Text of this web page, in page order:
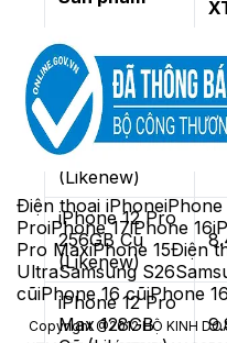
iPhone 12
64GB Cũ
(Likenew)
iPhone 12 mini
64GB Cũ
(Likenew)
iPhone 12 Pro
256GB Cũ
(Likenew)
iPhone 12 Pro
Max 128GB
Điện thoại iPhone
ProiPhone 17iPhone 16
Pro MaxiPhone 15Điện
UltraSamsung S26
cũiPhone 16 cũiPhone
Copyright @2012 HỘ KINH